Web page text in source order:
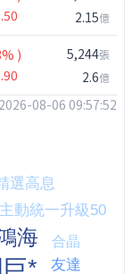
2.15億
) 5,244張
2.6億
08-06 09:57:52